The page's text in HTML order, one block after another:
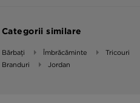
Categorii similare
Bărbați Îmbrăcăminte
Tricouri
Branduri
Jordan